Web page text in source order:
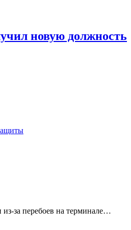
новую должность
за перебоев на терминале…